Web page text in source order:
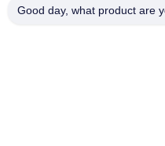
Good day, what product are